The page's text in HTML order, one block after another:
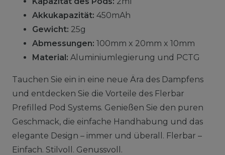
Akkukapazität: 450mAh
Gewicht: 25g
Abmessungen: 100mm x 20mm x 10mm
Material: Aluminiumlegierung und PCTG
Tauchen Sie ein in eine neue Ära des Dampfens
und entdecken Sie die Vorteile des Flerbar
Prefilled Pod Systems. Genießen Sie den puren
Geschmack, die einfache Handhabung und das
elegante Design – immer und überall. Flerbar –
Einfach. Stilvoll. Genussvoll.